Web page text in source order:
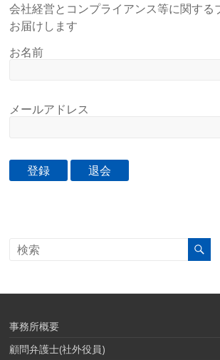
会社経営とコンプライアンス等に関する
お届けします
お名前
メールアドレス
事務所概要
顧問弁護士(社外役員)